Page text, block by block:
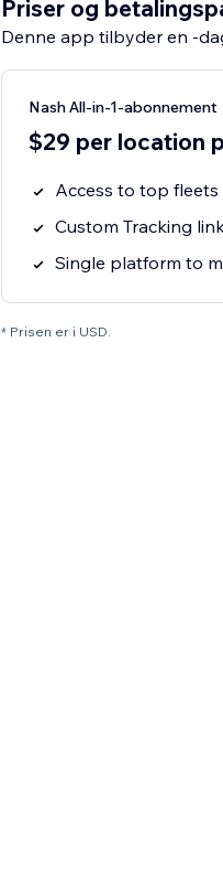
Priser og
Denne app tilbyder en -
Nash All-in-1-abonnement
$29 per location
Access to top fleets
Custom Tracking
Single platform to
* Prisen er i USD.